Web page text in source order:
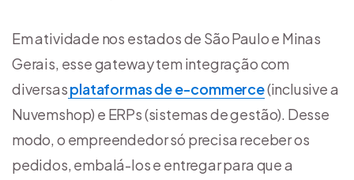
Em atividade nos estados de São Paulo e Minas
Gerais, esse gateway tem integração com
diversasplataformas de e-commerce(inclusive a
Nuvemshop) e ERPs (sistemas de gestão). Desse
modo, o empreendedor só precisa receber os
pedidos, embalá-los e entregar para que a